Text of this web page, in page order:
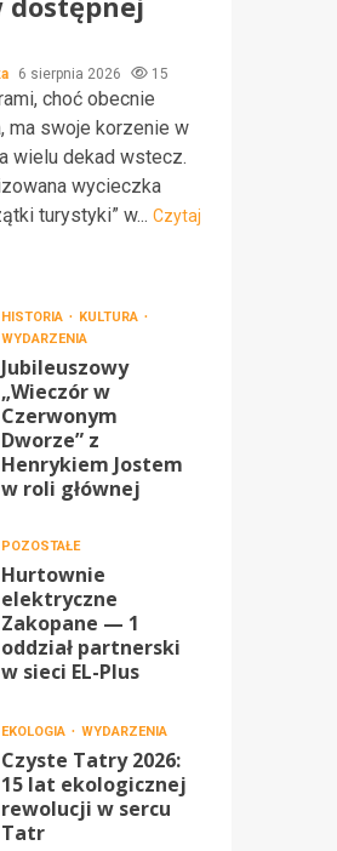
6 sierpnia 2026 15
choć obecnie
ma swoje korzenie w
wielu dekad wstecz.
wycieczka
turystyki” w... Czytaj
HISTORIA
KULTURA
WYDARZENIA
Jubileuszowy
„Wieczór w
Czerwonym
Dworze” z
Henrykiem Jostem
w roli głównej
POZOSTAŁE
Hurtownie
elektryczne
Zakopane — 1
oddział partnerski
w sieci EL-Plus
EKOLOGIA WYDARZENIA
Czyste Tatry 2026:
15 lat ekologicznej
rewolucji w sercu
Tatr